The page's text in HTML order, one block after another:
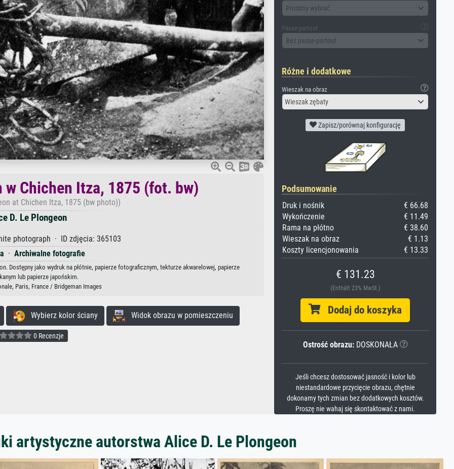
Chichen Itza, 1875 (fot. bw)
at Chichen Itza, 1875 (bw photo))
D. Le Plongeon
photograph · ID zdjęcia: 365103
· Archiwalne fotografie
Dostępny jako wydruk na płótnie, papierze fotograficznym, tekturze akwarelowej, papierze
lub papierze japońskim.
Paris, France / Bridgeman Images
Wybierz kolor ściany Widok obrazu w pomieszczeniu
0 Recenzje
Prosimy wybrać
Passe-partout
Bez passe-partout
Różne i dodatkowe
Wieszak na obraz
Wieszak zębaty
Zapisz/porównaj konfigurację
Podsumowanie
Druk i nośnik
€ 66.68
Wykończenie
€ 11.49
Rama na płótno
€ 38.60
Wieszak na obraz
€ 1.13
Koszty licencjonowania
€ 13.33
€ 131.23
(Enthält 23% MwSt.)
Dodaj do koszyka
Ostrość obrazu:DOSKONAŁA
Jeśli chcesz dostosować jasność i kolor lub
niestandardowe przycięcie obrazu, chętnie
dokonamy tych zmian bez dodatkowych kosztów.
Proszę nie wahaj się skontaktować z nami.
artystyczne autorstwa Alice D. Le Plongeon